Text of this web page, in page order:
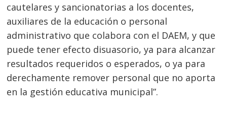
cautelares y sancionatorias a los docentes,
auxiliares de la educación o personal
administrativo que colabora con el DAEM, y que
puede tener efecto disuasorio, ya para alcanzar
resultados requeridos o esperados, o ya para
derechamente remover personal que no aporta
en la gestión educativa municipal”.